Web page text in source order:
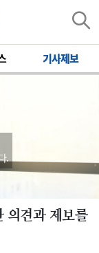
기사제보
.
의견과 제보를